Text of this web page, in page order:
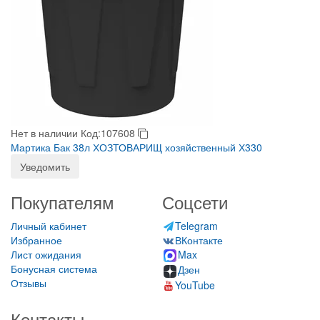
Нет в наличии Код:107608
Мартика Бак 38л ХОЗТОВАРИЩ хозяйственный Х330
Уведомить
Покупателям
Личный кабинет
Избранное
Лист ожидания
Бонусная система
Отзывы
Соцсети
Telegram
ВКонтакте
Max
Дзен
YouTube